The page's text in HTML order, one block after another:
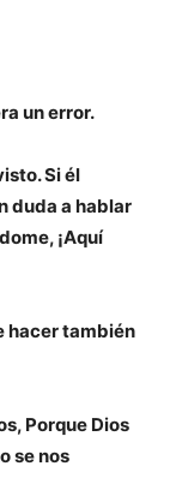
un error.
Si él
duda a hablar
¡Aquí
hacer también
Porque Dios
se nos